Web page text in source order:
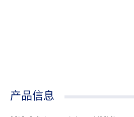
产品信息